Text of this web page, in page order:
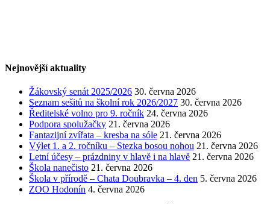
Nejnovější aktuality
Žákovský senát 2025/2026 30. června 2026
Seznam sešitů na školní rok 2026/2027 30. června 2026
Ředitelské volno pro 9. ročník 24. června 2026
Podpora spolužačky 21. června 2026
Fantazijní zvířata – kresba na sóle 21. června 2026
Výlet 1. a 2. ročníku – Stezka bosou nohou 21. června 2026
Letní účesy – prázdniny v hlavě i na hlavě 21. června 2026
Škola nanečisto 21. června 2026
Škola v přírodě – Chata Doubravka – 4. den 5. června 2026
ZOO Hodonín 4. června 2026